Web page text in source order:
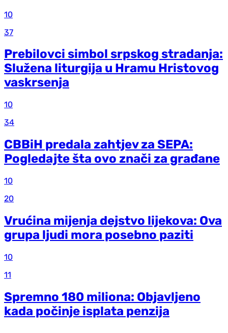
10
37
Prebilovci simbol srpskog stradanja:
Služena liturgija u Hramu Hristovog
vaskrsenja
10
34
CBBiH predala zahtjev za SEPA:
Pogledajte šta ovo znači za građane
10
20
Vrućina mijenja dejstvo lijekova: Ova
grupa ljudi mora posebno paziti
10
11
Spremno 180 miliona: Objavljeno
kada počinje isplata penzija